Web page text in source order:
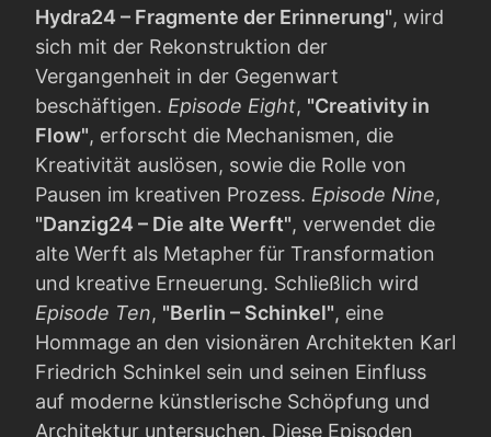
Hydra24 – Fragmente der Erinnerung", wird
sich mit der Rekonstruktion der
Vergangenheit in der Gegenwart
beschäftigen. Episode Eight, "Creativity in
Flow", erforscht die Mechanismen, die
Kreativität auslösen, sowie die Rolle von
Pausen im kreativen Prozess. Episode Nine,
"Danzig24 – Die alte Werft", verwendet die
alte Werft als Metapher für Transformation
und kreative Erneuerung. Schließlich wird
Episode Ten, "Berlin – Schinkel", eine
Hommage an den visionären Architekten Karl
Friedrich Schinkel sein und seinen Einfluss
auf moderne künstlerische Schöpfung und
Architektur untersuchen. Diese Episoden